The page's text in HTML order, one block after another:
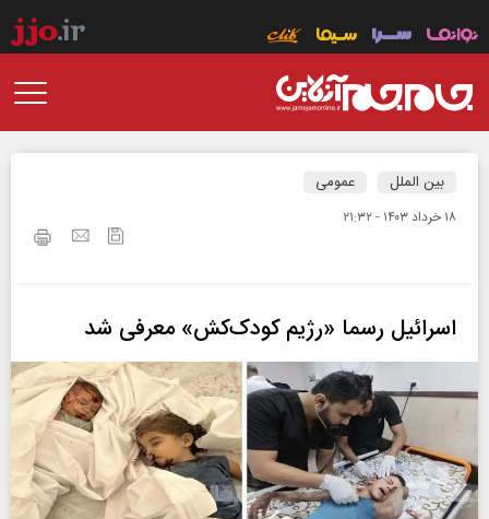
بین الملل عمومی
۱۸ خرداد ۱۴۰۳ - ۲۱:۳۲
اسرائیل رسما «رژیم کودک‌کش» معرفی شد